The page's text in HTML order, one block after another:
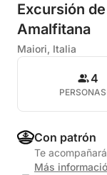
Excursión
Amalfitana
Maiori, Italia
4
PERSONAS
Con patrón
Te
Más